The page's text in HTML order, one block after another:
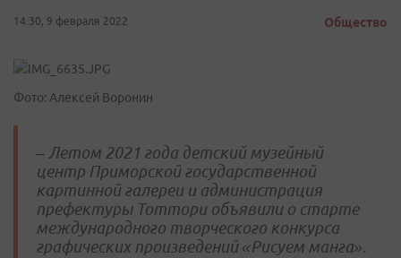
14:30, 9 февраля 2022 Общество
Фото: Алексей Воронин
– Летом 2021 года детский музейный
центр Приморской государственной
картинной галереи и администрация
префектуры Тоттори объявили о старте
международного творческого конкурса
графических произведений «Рисуем манга».